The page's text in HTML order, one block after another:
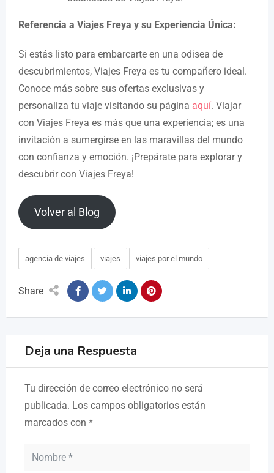
Referencia a Viajes Freya y su Experiencia Única:
Si estás listo para embarcarte en una odisea de
descubrimientos, Viajes Freya es tu compañero ideal.
Conoce más sobre sus ofertas exclusivas y
personaliza tu viaje visitando su página aquí. Viajar
con Viajes Freya es más que una experiencia; es una
invitación a sumergirse en las maravillas del mundo
con confianza y emoción. ¡Prepárate para explorar y
descubrir con Viajes Freya!
Volver al Blog
agencia de viajes viajes viajes por el mundo
Share
Deja una Respuesta
Tu dirección de correo electrónico no será
publicada. Los campos obligatorios están
marcados con *